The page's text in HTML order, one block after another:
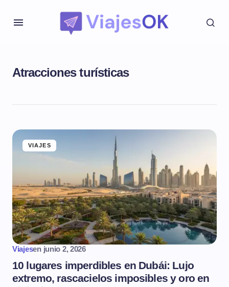
Atracciones turísticas
VIAJES
Viajesen junio 2, 2026
10 lugares imperdibles en Dubái: Lujo
extremo, rascacielos imposibles y oro en